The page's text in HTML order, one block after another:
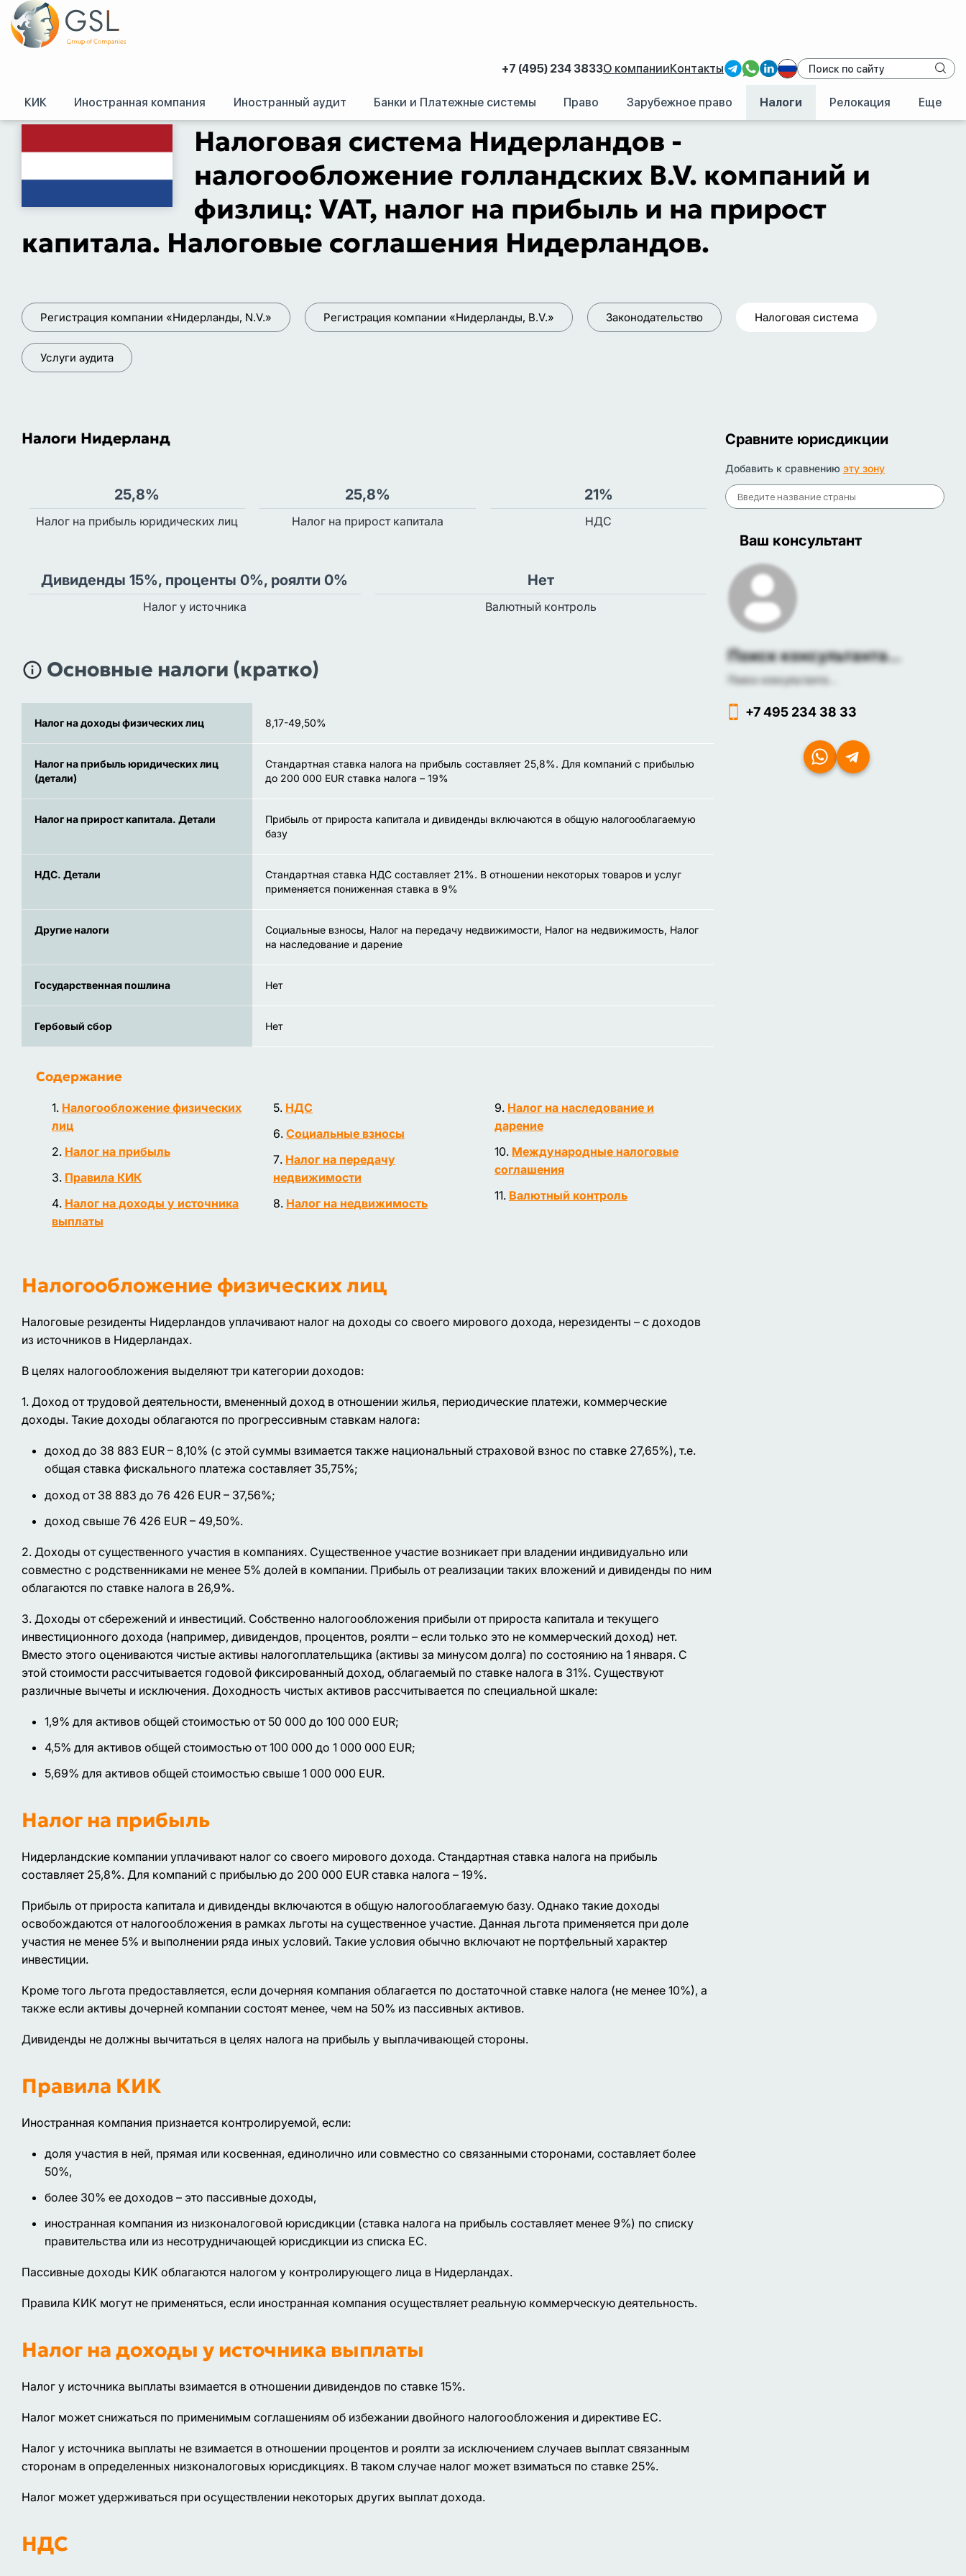
+7 (495) 234 3833О компанииКонтакты
КИК Иностранная компания Иностранный аудит Банки и Платежные системы Право Зарубежное право Налоги Релокация Еще
GSL/Налоговые системы зарубежных стран/ Налоговая система Нидерландов: аудит, отчетность и оптимизация налогообложения нидерландских B.V. компаний и физлиц: VAT, налог на прибыль и на прирост капитала
Налоговая система Нидерландов -
налогообложение голландских B.V. компаний и
физлиц: VAT, налог на прибыль и на прирост
капитала. Налоговые соглашения Нидерландов.
Регистрация компании «Нидерланды, N.V.» Регистрация компании «Нидерланды, B.V.» Законодательство Налоговая система
Услуги аудита
Налоги Нидерланд
25,8%
Налог на прибыль юридических лиц
25,8%
Налог на прирост капитала
21%
НДС
Дивиденды 15%, проценты 0%, роялти 0%
Налог у источника
Нет
Валютный контроль
Основные налоги (кратко)
Налог на доходы физических лиц 8,17-49,50%
Налог на прибыль юридических лиц
(детали)
Стандартная ставка налога на прибыль составляет 25,8%. Для компаний с прибылью
до 200 000 EUR ставка налога – 19%
Налог на прирост капитала. Детали
Прибыль от прироста капитала и дивиденды включаются в общую налогооблагаемую
базу
НДС. Детали
Стандартная ставка НДС составляет 21%. В отношении некоторых товаров и услуг
применяется пониженная ставка в 9%
Другие налоги
Социальные взносы, Налог на передачу недвижимости, Налог на недвижимость, Налог
на наследование и дарение
Государственная пошлина Нет
Гербовый сбор Нет
Содержание
Налогообложение физических
лиц
Налог на прибыль
Правила КИК
Налог на доходы у источника
выплаты
НДС
Социальные взносы
Налог на передачу
недвижимости
Налог на недвижимость
Налог на наследование и
дарение
Международные налоговые
соглашения
Валютный контроль
Налогообложение физических лиц
Налоговые резиденты Нидерландов уплачивают налог на доходы со своего мирового дохода, нерезиденты – с доходов
из источников в Нидерландах.
В целях налогообложения выделяют три категории доходов:
1. Доход от трудовой деятельности, вмененный доход в отношении жилья, периодические платежи, коммерческие
доходы. Такие доходы облагаются по прогрессивным ставкам налога:
доход до 38 883 EUR – 8,10% (с этой суммы взимается также национальный страховой взнос по ставке 27,65%), т.е.
общая ставка фискального платежа составляет 35,75%;
доход от 38 883 до 76 426 EUR – 37,56%;
доход свыше 76 426 EUR – 49,50%.
2. Доходы от существенного участия в компаниях. Существенное участие возникает при владении индивидуально или
совместно с родственниками не менее 5% долей в компании. Прибыль от реализации таких вложений и дивиденды по ним
облагаются по ставке налога в 26,9%.
3. Доходы от сбережений и инвестиций. Собственно налогообложения прибыли от прироста капитала и текущего
инвестиционного дохода (например, дивидендов, процентов, роялти – если только это не коммерческий доход) нет.
Вместо этого оцениваются чистые активы налогоплательщика (активы за минусом долга) по состоянию на 1 января. С
этой стоимости рассчитывается годовой фиксированный доход, облагаемый по ставке налога в 31%. Существуют
различные вычеты и исключения. Доходность чистых активов рассчитывается по специальной шкале:
1,9% для активов общей стоимостью от 50 000 до 100 000 EUR;
4,5% для активов общей стоимостью от 100 000 до 1 000 000 EUR;
5,69% для активов общей стоимостью свыше 1 000 000 EUR.
Налог на прибыль
Нидерландские компании уплачивают налог со своего мирового дохода. Стандартная ставка налога на прибыль
составляет 25,8%. Для компаний с прибылью до 200 000 EUR ставка налога – 19%.
Прибыль от прироста капитала и дивиденды включаются в общую налогооблагаемую базу. Однако такие доходы
освобождаются от налогообложения в рамках льготы на существенное участие. Данная льгота применяется при доле
участия не менее 5% и выполнении ряда иных условий. Такие условия обычно включают не портфельный характер
инвестиции.
Кроме того льгота предоставляется, если дочерняя компания облагается по достаточной ставке налога (не менее 10%), а
также если активы дочерней компании состоят менее, чем на 50% из пассивных активов.
Дивиденды не должны вычитаться в целях налога на прибыль у выплачивающей стороны.
Правила КИК
Иностранная компания признается контролируемой, если:
доля участия в ней, прямая или косвенная, единолично или совместно со связанными сторонами, составляет более
50%,
более 30% ее доходов – это пассивные доходы,
иностранная компания из низконалоговой юрисдикции (ставка налога на прибыль составляет менее 9%) по списку
правительства или из несотрудничающей юрисдикции из списка ЕС.
Пассивные доходы КИК облагаются налогом у контролирующего лица в Нидерландах.
Правила КИК могут не применяться, если иностранная компания осуществляет реальную коммерческую деятельность.
Налог на доходы у источника выплаты
Налог у источника выплаты взимается в отношении дивидендов по ставке 15%.
Налог может снижаться по применимым соглашениям об избежании двойного налогообложения и директиве ЕС.
Налог у источника выплаты не взимается в отношении процентов и роялти за исключением случаев выплат связанным
сторонам в определенных низконалоговых юрисдикциях. В таком случае налог может взиматься по ставке 25%.
Налог может удерживаться при осуществлении некоторых других выплат дохода.
НДС
Сравните юрисдикции
Добавить к сравнению эту зону
Ваш консультант
Поиск консультанта...
Поиск консультанта...
+7 495 234 38 33